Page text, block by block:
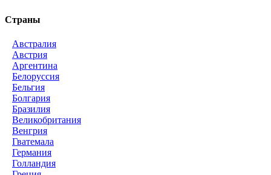
Страны
Австралия
Австрия
Аргентина
Белоруссия
Бельгия
Болгария
Бразилия
Великобритания
Венгрия
Гватемала
Германия
Голландия